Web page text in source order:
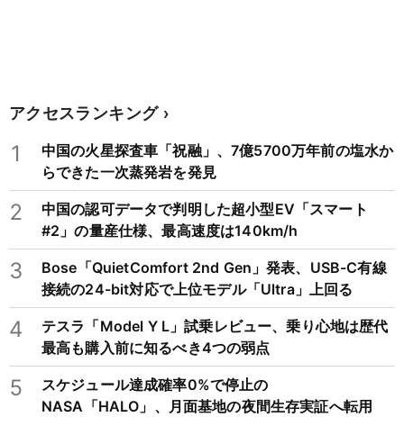
アクセスランキング
1
中国の火星探査車「祝融」、7億5700万年前の塩水か
らできた一次蒸発岩を発見
2
中国の認可データで判明した超小型EV「スマート
#2」の量産仕様、最高速度は140km/h
3
Bose「QuietComfort 2nd Gen」発表、USB-C有線
接続の24-bit対応で上位モデル「Ultra」上回る
4
テスラ「Model Y L」試乗レビュー、乗り心地は歴代
最高も購入前に知るべき4つの弱点
5
スケジュール達成確率0%で停止の
NASA「HALO」、月面基地の夜間生存実証へ転用